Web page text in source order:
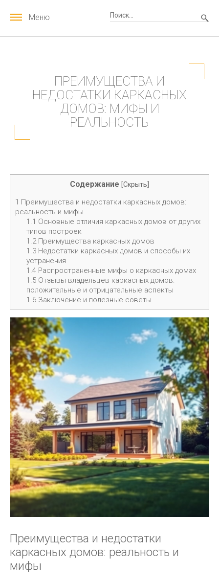
Меню
ПРЕИМУЩЕСТВА И
НЕДОСТАТКИ КАРКАСНЫХ
ДОМОВ: МИФЫ И
РЕАЛЬНОСТЬ
Содержание Скрыть
1 Преимущества и недостатки каркасных домов:
реальность и мифы
1.1 Основные отличия каркасных домов от других
типов построек
1.2Преимущества каркасных домов
1.3Недостатки каркасных домов и способы их
устранения
1.4Распространенные мифы о каркасных домах
1.5Отзывы владельцев каркасных домов:
положительные и отрицательные аспекты
1.6Заключение и полезные советы
Преимущества и недостатки
каркасных домов: реальность и
мифы